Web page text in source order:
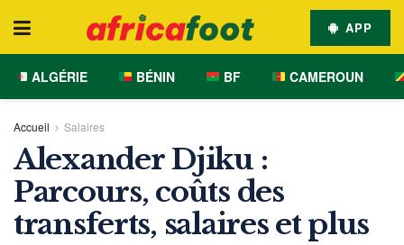
APP
ALGÉRIE BÉNIN BF CAMEROUN
Accueil Salaires
Alexander Djiku :
Parcours, coûts des
transferts, salaires et plus